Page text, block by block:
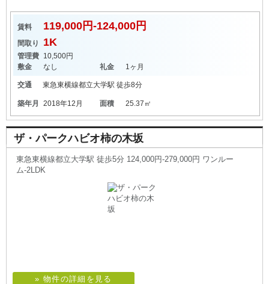
賃料 119,000円-124,000円
間取り 1K
管理費 10,500円
敷金
なし 礼金 1ヶ月
交通 東急東横線都立大学駅 徒歩8分
築年月 2018年12月 面積 25.37㎡
ザ・パークハビオ柿の木坂
東急東横線都立大学駅 徒歩5分 124,000円-279,000円 ワンルー
ム-2LDK
» 物件の詳細を見る